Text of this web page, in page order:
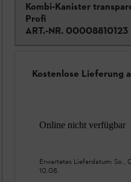
Kombi-Kanister
Profi
ART.-NR. 00008810123
Kostenlose Lieferung
Online nicht verfügbar
Erwartetes Lieferdatum: So.,
10.08.